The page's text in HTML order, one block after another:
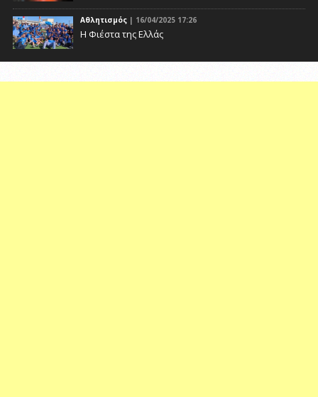
Αθλητισμός | 16/04/2025 17:26
Η Φιέστα της Ελλάς